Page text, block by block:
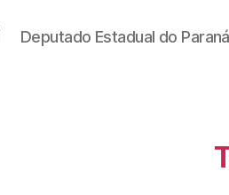
Deputado Estadual do Paraná